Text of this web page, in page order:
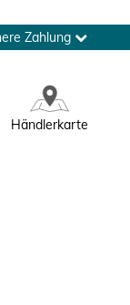
Zahlung
Händlerkarte